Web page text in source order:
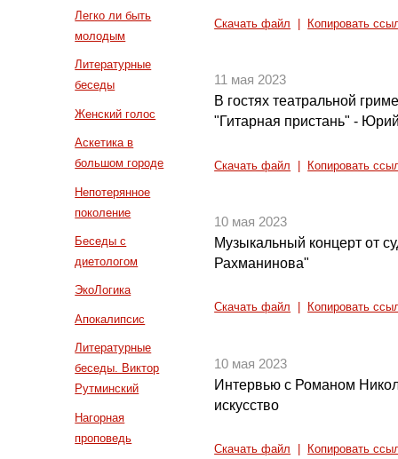
Легко ли быть
молодым
Литературные
беседы
Женский голос
Аскетика в
большом городе
Непотерянное
поколение
Беседы с
диетологом
ЭкоЛогика
Апокалипсис
Литературные
беседы. Виктор
Рутминский
Нагорная
проповедь
Скачать файл Копировать
11 мая 2023
В гостях театральной
"Гитарная пристань" -
Скачать файл Копировать
10 мая 2023
Музыкальный концерт от
Рахманинова"
Скачать файл Копировать
10 мая 2023
Интервью с Романом
искусство
Скачать файл Копировать